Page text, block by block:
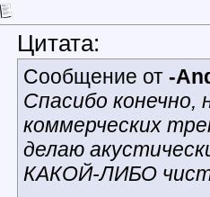
Цитата:
Сообщение от -
Спасибо конечно,
коммерческих
делаю
КАКОЙ-ЛИБО